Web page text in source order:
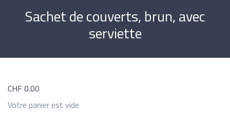
Sachet de couverts, brun, avec
serviette
CHF0.00
Votre panier est vide